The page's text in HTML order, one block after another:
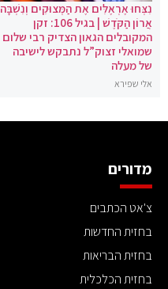
נִצְּחוּ אֶרְאֶלִּים אֶת הַמְּצוּקִים וְנִשְׁבָּה
אֲרוֹן הַקֹּדֶשׁ | בגיל 106: זקן
המקובלים הגאון הצדיק רבי שלום
שמואלי זצוק”ל נתבקש לישיבה
של מעלה
אלי שפירא
מדורים
צ'אט הכתבים
בחזית החדשות
בחזית הבריאות
בחזית הכלכלית